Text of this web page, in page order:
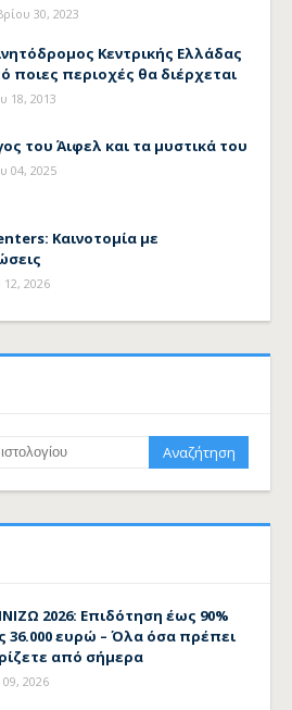
30, 2023
Κεντρικής Ελλάδας
ποιες περιοχές θα διέρχεται
18, 2013
του Άιφελ και τα μυστικά του
04, 2025
Καινοτομία με
2026
2026: Επιδότηση έως 90%
36.000 ευρώ – Όλα όσα πρέπει
από σήμερα
2026